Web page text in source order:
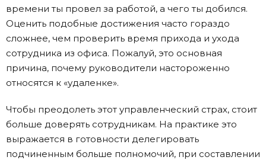
времени ты провел за работой, а чего ты добился.
Оценить подобные достижения часто гораздо
сложнее, чем проверить время прихода и ухода
сотрудника из офиса. Пожалуй, это основная
причина, почему руководители настороженно
относятся к «удаленке».
Чтобы преодолеть этот управленческий страх, стоит
больше доверять сотрудникам. На практике это
выражается в готовности делегировать
подчиненным больше полномочий, при составлении